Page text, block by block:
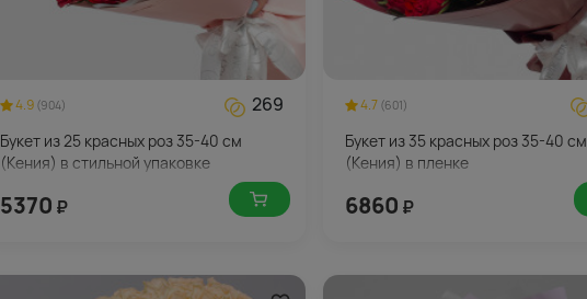
4.9 (904) 269
Букет из 25 красных роз 35-40 см
(Кения) в стильной упаковке
5370 ₽
4.7 (601)
Букет из 35 красных роз 35-40 см
(Кения) в пленке
6860 ₽